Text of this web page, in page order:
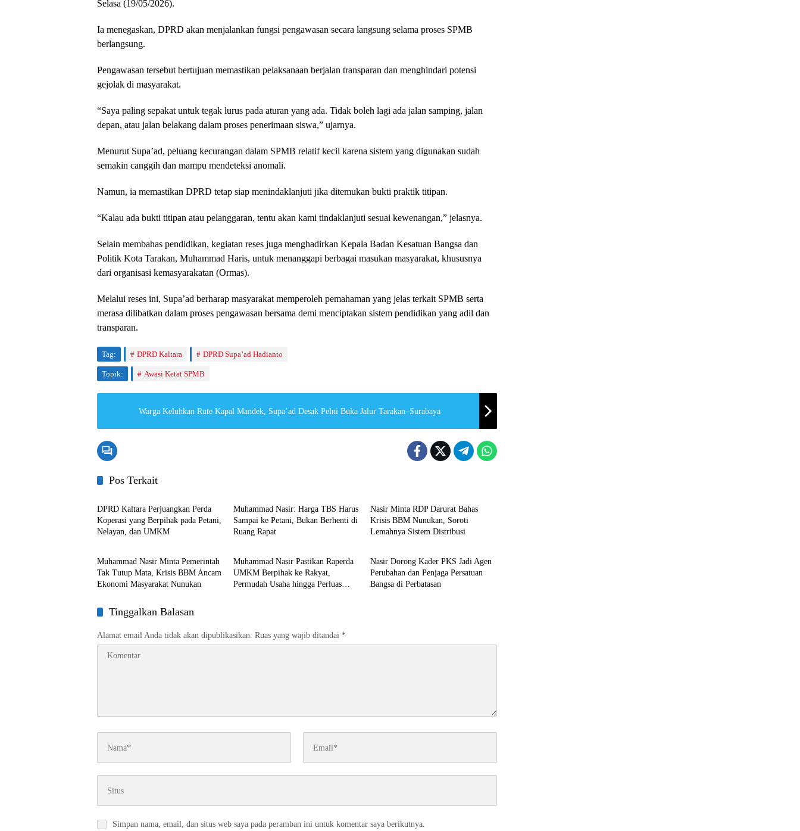
Selasa (19/05/2026).
Ia menegaskan, DPRD akan menjalankan fungsi pengawasan secara langsung selama proses SPMB
berlangsung.
Pengawasan tersebut bertujuan memastikan pelaksanaan berjalan transparan dan menghindari potensi
gejolak di masyarakat.
“Saya paling sepakat untuk tegak lurus pada aturan yang ada. Tidak boleh lagi ada jalan samping, jalan
depan, atau jalan belakang dalam proses penerimaan siswa,” ujarnya.
Menurut Supa’ad, peluang kecurangan dalam SPMB relatif kecil karena sistem yang digunakan sudah
semakin canggih dan mampu mendeteksi anomali.
Namun, ia memastikan DPRD tetap siap menindaklanjuti jika ditemukan bukti praktik titipan.
“Kalau ada bukti titipan atau pelanggaran, tentu akan kami tindaklanjuti sesuai kewenangan,” jelasnya.
Selain membahas pendidikan, kegiatan reses juga menghadirkan Kepala Badan Kesatuan Bangsa dan
Politik Kota Tarakan, Muhammad Haris, untuk menanggapi berbagai masukan masyarakat, khususnya
dari organisasi kemasyarakatan (Ormas).
Melalui reses ini, Supa’ad berharap masyarakat memperoleh pemahaman yang jelas terkait SPMB serta
merasa dilibatkan dalam proses pengawasan bersama demi menciptakan sistem pendidikan yang adil dan
transparan.
Tag: DPRD Kaltara DPRD Supa’ad Hadianto
Topik: Awasi Ketat SPMB
Warga Keluhkan Rute Kapal Mandek, Supa’ad Desak Pelni Buka Jalur Tarakan–Surabaya
Pos Terkait
DPRD Kaltara
DPRD Kaltara Perjuangkan Perda
Koperasi yang Berpihak pada Petani,
Nelayan, dan UMKM
Muhammad Nasir: Harga TBS Harus
Sampai ke Petani, Bukan Berhenti di
Ruang Rapat
Nasir Minta RDP Darurat Bahas
Krisis BBM Nunukan, Soroti
Lemahnya Sistem Distribusi
DPRD Kaltara
Muhammad Nasir Minta Pemerintah
Tak Tutup Mata, Krisis BBM Ancam
Ekonomi Masyarakat Nunukan
DPRD Kaltara
Muhammad Nasir Pastikan Raperda
UMKM Berpihak ke Rakyat,
Permudah Usaha hingga Perluas
DPRD Kaltara
Nasir Dorong Kader PKS Jadi Agen
Perubahan dan Penjaga Persatuan
Bangsa di Perbatasan
Tinggalkan Balasan
Alamat email Anda tidak akan dipublikasikan. Ruas yang wajib ditandai *
Simpan nama, email, dan situs web saya pada peramban ini untuk komentar saya berikutnya.